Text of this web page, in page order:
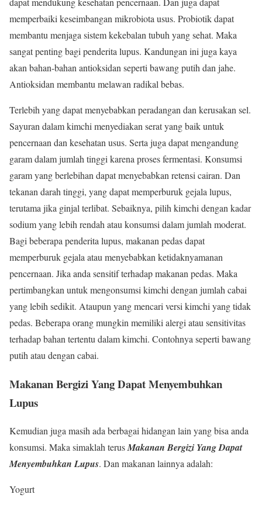
memperbaiki keseimbangan mikrobiota usus. Probiotik dapat
membantu menjaga sistem kekebalan tubuh yang sehat. Maka
sangat penting bagi penderita lupus. Kandungan ini juga kaya
akan bahan-bahan antioksidan seperti bawang putih dan jahe.
Antioksidan membantu melawan radikal bebas.
Terlebih yang dapat menyebabkan peradangan dan kerusakan sel.
Sayuran dalam kimchi menyediakan serat yang baik untuk
pencernaan dan kesehatan usus. Serta juga dapat mengandung
garam dalam jumlah tinggi karena proses fermentasi. Konsumsi
garam yang berlebihan dapat menyebabkan retensi cairan. Dan
tekanan darah tinggi, yang dapat memperburuk gejala lupus,
terutama jika ginjal terlibat. Sebaiknya, pilih kimchi dengan kadar
sodium yang lebih rendah atau konsumsi dalam jumlah moderat.
Bagi beberapa penderita lupus, makanan pedas dapat
memperburuk gejala atau menyebabkan ketidaknyamanan
pencernaan. Jika anda sensitif terhadap makanan pedas. Maka
pertimbangkan untuk mengonsumsi kimchi dengan jumlah cabai
yang lebih sedikit. Ataupun yang mencari versi kimchi yang tidak
pedas. Beberapa orang mungkin memiliki alergi atau sensitivitas
terhadap bahan tertentu dalam kimchi. Contohnya seperti bawang
putih atau dengan cabai.
Makanan Bergizi Yang Dapat Menyembuhkan
Lupus
Kemudian juga masih ada berbagai hidangan lain yang bisa anda
konsumsi. Maka simaklah terusMakanan Bergizi Yang Dapat
Menyembuhkan Lupus. Dan makanan lainnya adalah:
Yogurt